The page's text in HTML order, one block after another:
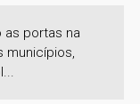
as portas na
municípios,